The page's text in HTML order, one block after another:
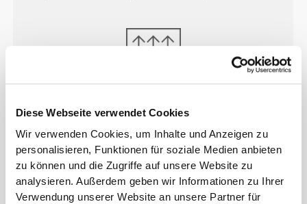
Diese Webseite verwendet Cookies
Wir verwenden Cookies, um Inhalte und Anzeigen zu
personalisieren, Funktionen für soziale Medien anbieten
zu können und die Zugriffe auf unsere Website zu
analysieren. Außerdem geben wir Informationen zu Ihrer
Verwendung unserer Website an unsere Partner für
MEHR ALS DAS AUGE
FASSEN KANN
Speziell entwickelte Fasertechnologie mit
feuchtigkeitsableitenden Eigenschaften, die dir
helfen, trocken und bequem zu bleiben.